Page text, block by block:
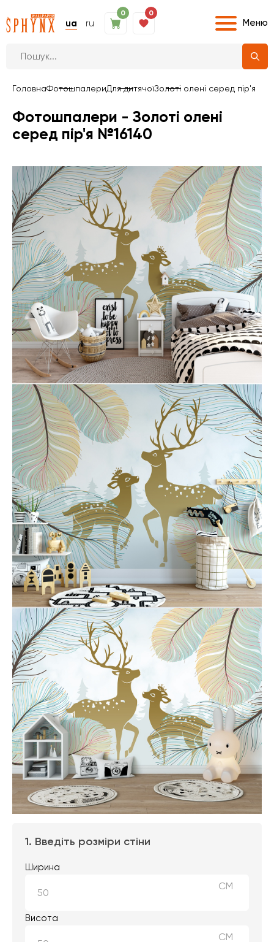
ua ru
0 0
Меню
ГоловнаФотошпалериДля дитячоїЗолоті олені серед пір'я
Фотошпалери - Золоті олені
серед пір'я №16140
1. Введіть розміри стіни
Ширина
СМ
Висота
СМ